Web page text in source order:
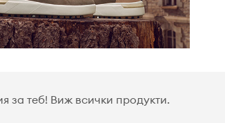
за теб! Виж всички продукти.